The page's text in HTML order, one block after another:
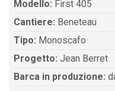
Modello: First 405
Cantiere: Beneteau
Tipo: Monoscafo
Progetto: Jean Berret
Barca in produzione: